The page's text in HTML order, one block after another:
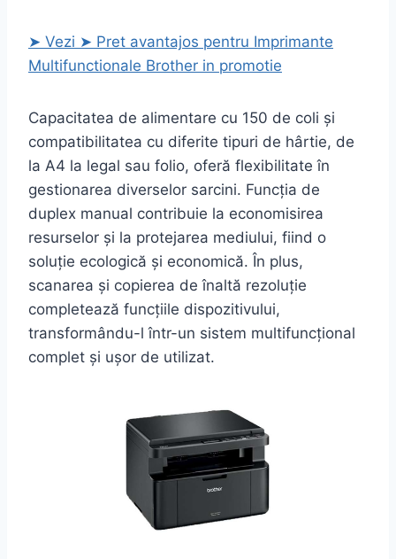
➤ Vezi ➤ Pret avantajos pentru Imprimante
Multifunctionale Brother in promotie
Capacitatea de alimentare cu 150 de coli și
compatibilitatea cu diferite tipuri de hârtie, de
la A4 la legal sau folio, oferă flexibilitate în
gestionarea diverselor sarcini. Funcția de
duplex manual contribuie la economisirea
resurselor și la protejarea mediului, fiind o
soluție ecologică și economică. În plus,
scanarea și copierea de înaltă rezoluție
completează funcțiile dispozitivului,
transformându-l într-un sistem multifuncțional
complet și ușor de utilizat.